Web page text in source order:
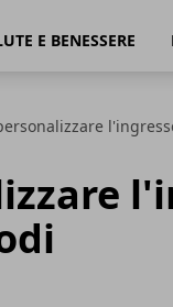
E BENESSERE